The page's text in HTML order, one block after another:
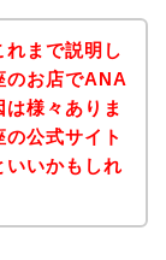
れまで説明し
のお店でANA
様々ありま
公式サイト
いいかもしれ